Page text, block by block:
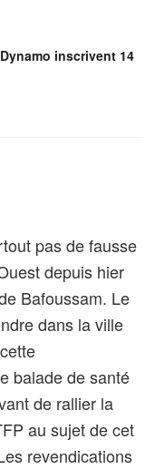
inscrivent 14
pas de fausse
depuis hier
Bafoussam. Le
dans la ville
balade de santé
de rallier la
au sujet de cet
revendications